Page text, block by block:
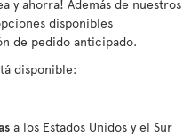
y ahorra! Además de nuestros
disponibles
de pedido anticipado.
disponible:
a los Estados Unidos y el Sur